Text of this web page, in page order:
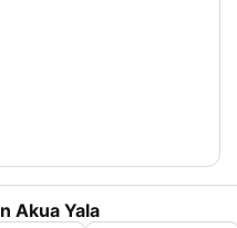
Akua Yala